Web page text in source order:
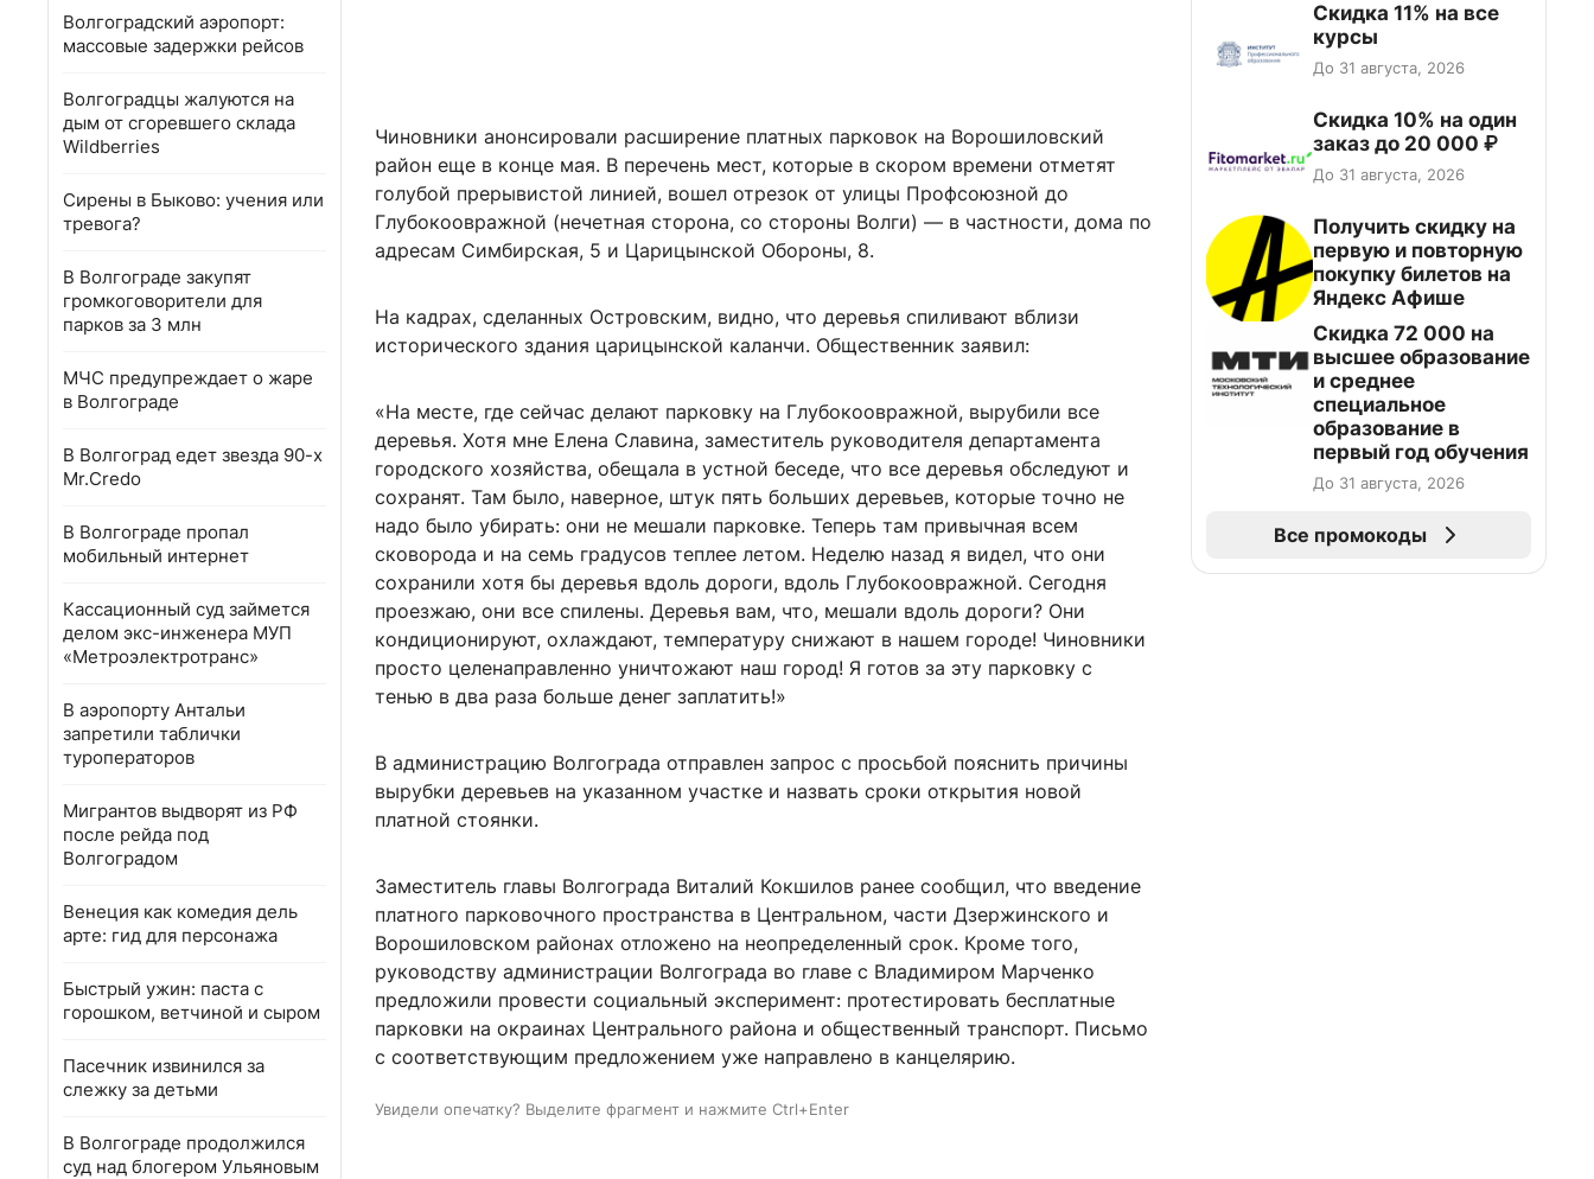
Волгоградский аэропорт:
массовые задержки рейсов
Волгоградцы жалуются на
дым от сгоревшего склада
Wildberries
Сирены в Быково: учения или
тревога?
В Волгограде закупят
громкоговорители для
парков за 3 млн
МЧС предупреждает о жаре
в Волгограде
В Волгоград едет звезда 90-х
Mr.Credo
В Волгограде пропал
мобильный интернет
Кассационный суд займется
делом экс-инженера МУП
«Метроэлектротранс»
В аэропорту Антальи
запретили таблички
туроператоров
Мигрантов выдворят из РФ
после рейда под
Волгоградом
Венеция как комедия дель
арте: гид для персонажа
Быстрый ужин: паста с
горошком, ветчиной и сыром
Пасечник извинился за
слежку за детьми
В Волгограде продолжился
суд над блогером Ульяновым
Чиновники анонсировали расширение платных парковок на Ворошиловский
район еще в конце мая. В перечень мест, которые в скором времени отметят
голубой прерывистой линией, вошел отрезок от улицы Профсоюзной до
Глубокоовражной (нечетная сторона, со стороны Волги) — в частности, дома по
адресам Симбирская, 5 и Царицынской Обороны, 8.
На кадрах, сделанных Островским, видно, что деревья спиливают вблизи
исторического здания царицынской каланчи. Общественник заявил:
«На месте, где сейчас делают парковку на Глубокоовражной, вырубили все
деревья. Хотя мне Елена Славина, заместитель руководителя департамента
городского хозяйства, обещала в устной беседе, что все деревья обследуют и
сохранят. Там было, наверное, штук пять больших деревьев, которые точно не
надо было убирать: они не мешали парковке. Теперь там привычная всем
сковорода и на семь градусов теплее летом. Неделю назад я видел, что они
сохранили хотя бы деревья вдоль дороги, вдоль Глубокоовражной. Сегодня
проезжаю, они все спилены. Деревья вам, что, мешали вдоль дороги? Они
кондиционируют, охлаждают, температуру снижают в нашем городе! Чиновники
просто целенаправленно уничтожают наш город! Я готов за эту парковку с
тенью в два раза больше денег заплатить!»
В администрацию Волгограда отправлен запрос с просьбой пояснить причины
вырубки деревьев на указанном участке и назвать сроки открытия новой
платной стоянки.
Заместитель главы Волгограда Виталий Кокшилов ранее сообщил, что введение
платного парковочного пространства в Центральном, части Дзержинского и
Ворошиловском районах отложено на неопределенный срок. Кроме того,
руководству администрации Волгограда во главе с Владимиром Марченко
предложили провести социальный эксперимент: протестировать бесплатные
парковки на окраинах Центрального района и общественный транспорт. Письмо
с соответствующим предложением уже направлено в канцелярию.
Увидели опечатку? Выделите фрагмент и нажмите Ctrl+Enter
Скидка 11% на все
курсы
До 31 августа, 2026
Скидка 10% на один
заказ до 20 000 ₽
До 31 августа, 2026
Получить скидку на
первую и повторную
покупку билетов на
Яндекс Афише
Скидка 72 000 на
высшее образование
и среднее
специальное
образование в
первый год обучения
До 31 августа, 2026
Все промокоды